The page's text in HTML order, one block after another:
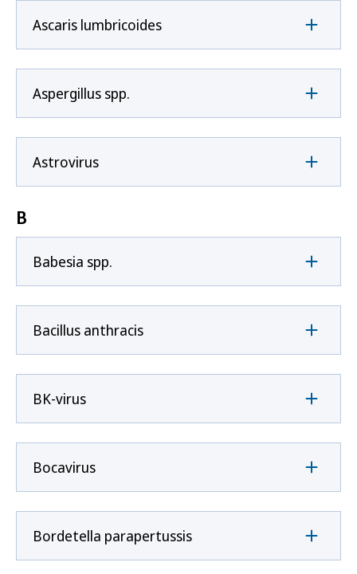
Ascaris lumbricoides
Aspergillus spp.
Astrovirus
B
Babesia spp.
Bacillus anthracis
BK-virus
Bocavirus
Bordetella parapertussis